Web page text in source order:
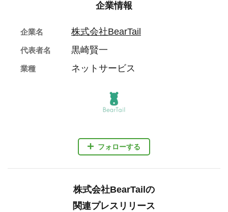
企業情報
フォローする
企業名 株式会社BearTail
代表者名 黒崎賢一
業種 ネットサービス
株式会社BearTailの
関連プレスリリース